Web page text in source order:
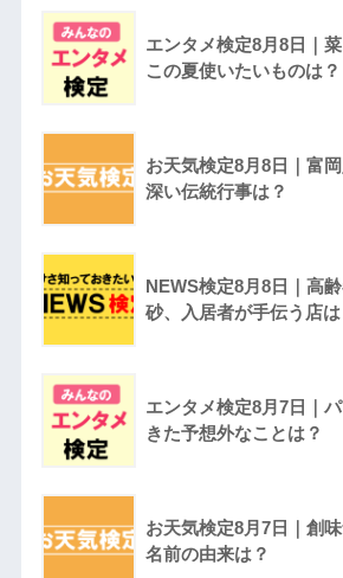
エンタメ検定8月8日｜
この夏使いたいものは？
お天気検定8月8日｜富
深い伝統行事は？
NEWS検定8月8日｜高
砂、入居者が手伝う店は
エンタメ検定8月7日｜
きた予想外なことは？
お天気検定8月7日｜創味
名前の由来は？